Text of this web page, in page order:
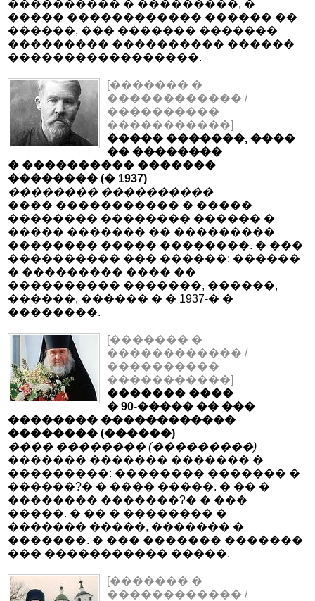
���������� � ���������, �
����� ������������ ������ ��
������, ��� ������� �������
��������� ���������� ������
�����������������.
[������� �
������������ /
����������
�����������]
����� �������, ����
�� ��������
� ���������� �������
�������� (� 1937)
�������� ����������
���� ����������� � �����
�������� �������� ������ �
����� ������� �� ���������
�������� ����� ��������. � ���
���������� ��� ������: ������
� ��������� ���� ��
���������� �������, ������,
������, ������ � � 1937-� �
��������.
[������� �
������������ /
����������
�����������]
������� ����
� 90-����� �� ���
�������� ������������
�������� (������)
���� �������� (���������)
������� ������� ������� �
���������: �������� ������� �
������?� � ���� �����. � �� �
�������� �������?� � ���
�����. � �� � �������� �
������� �����, ������� �
�������. � ��� ������� �������
��� ����������� �����.
[������� �
������������ /